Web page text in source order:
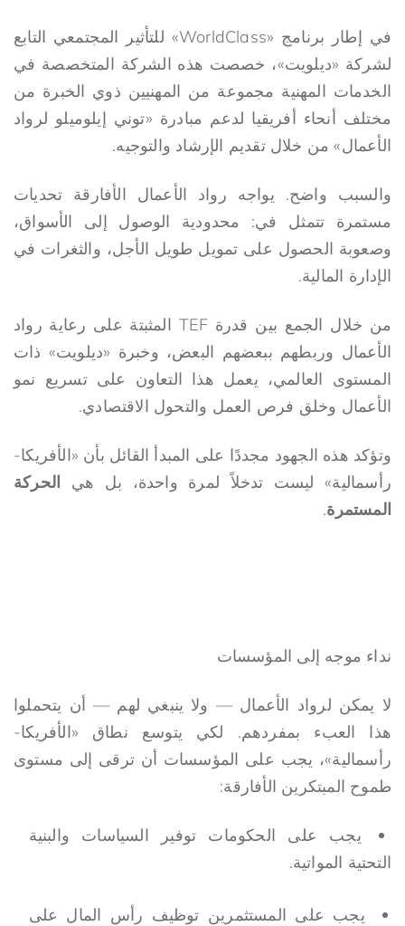
في إطار برنامج «WorldClass» للتأثير المجتمعي التابع
لشركة «ديلويت»، خصصت هذه الشركة المتخصصة في
الخدمات المهنية مجموعة من المهنيين ذوي الخبرة من
مختلف أنحاء أفريقيا لدعم مبادرة «توني إيلوميلو لرواد
الأعمال» من خلال تقديم الإرشاد والتوجيه.
والسبب واضح. يواجه رواد الأعمال الأفارقة تحديات
مستمرة تتمثل في: محدودية الوصول إلى الأسواق،
وصعوبة الحصول على تمويل طويل الأجل، والثغرات في
الإدارة المالية.
من خلال الجمع بين قدرة TEF المثبتة على رعاية رواد
الأعمال وربطهم ببعضهم البعض، وخبرة «ديلويت» ذات
المستوى العالمي، يعمل هذا التعاون على تسريع نمو
الأعمال وخلق فرص العمل والتحول الاقتصادي.
وتؤكد هذه الجهود مجددًا على المبدأ القائل بأن «الأفريكا-
رأسمالية» ليست تدخلاً لمرة واحدة، بل هي الحركة
المستمرة.
نداء موجه إلى المؤسسات
لا يمكن لرواد الأعمال — ولا ينبغي لهم — أن يتحملوا
هذا العبء بمفردهم. لكي يتوسع نطاق «الأفريكا-
رأسمالية»، يجب على المؤسسات أن ترقى إلى مستوى
طموح المبتكرين الأفارقة:
يجب على الحكومات توفير السياسات والبنية
التحتية المواتية.
يجب على المستثمرين توظيف رأس المال على